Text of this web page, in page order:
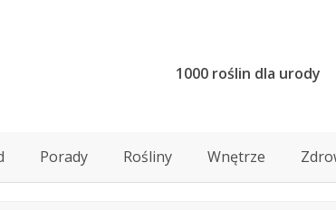
1000 roślin dla urody
Porady Rośliny Wnętrze